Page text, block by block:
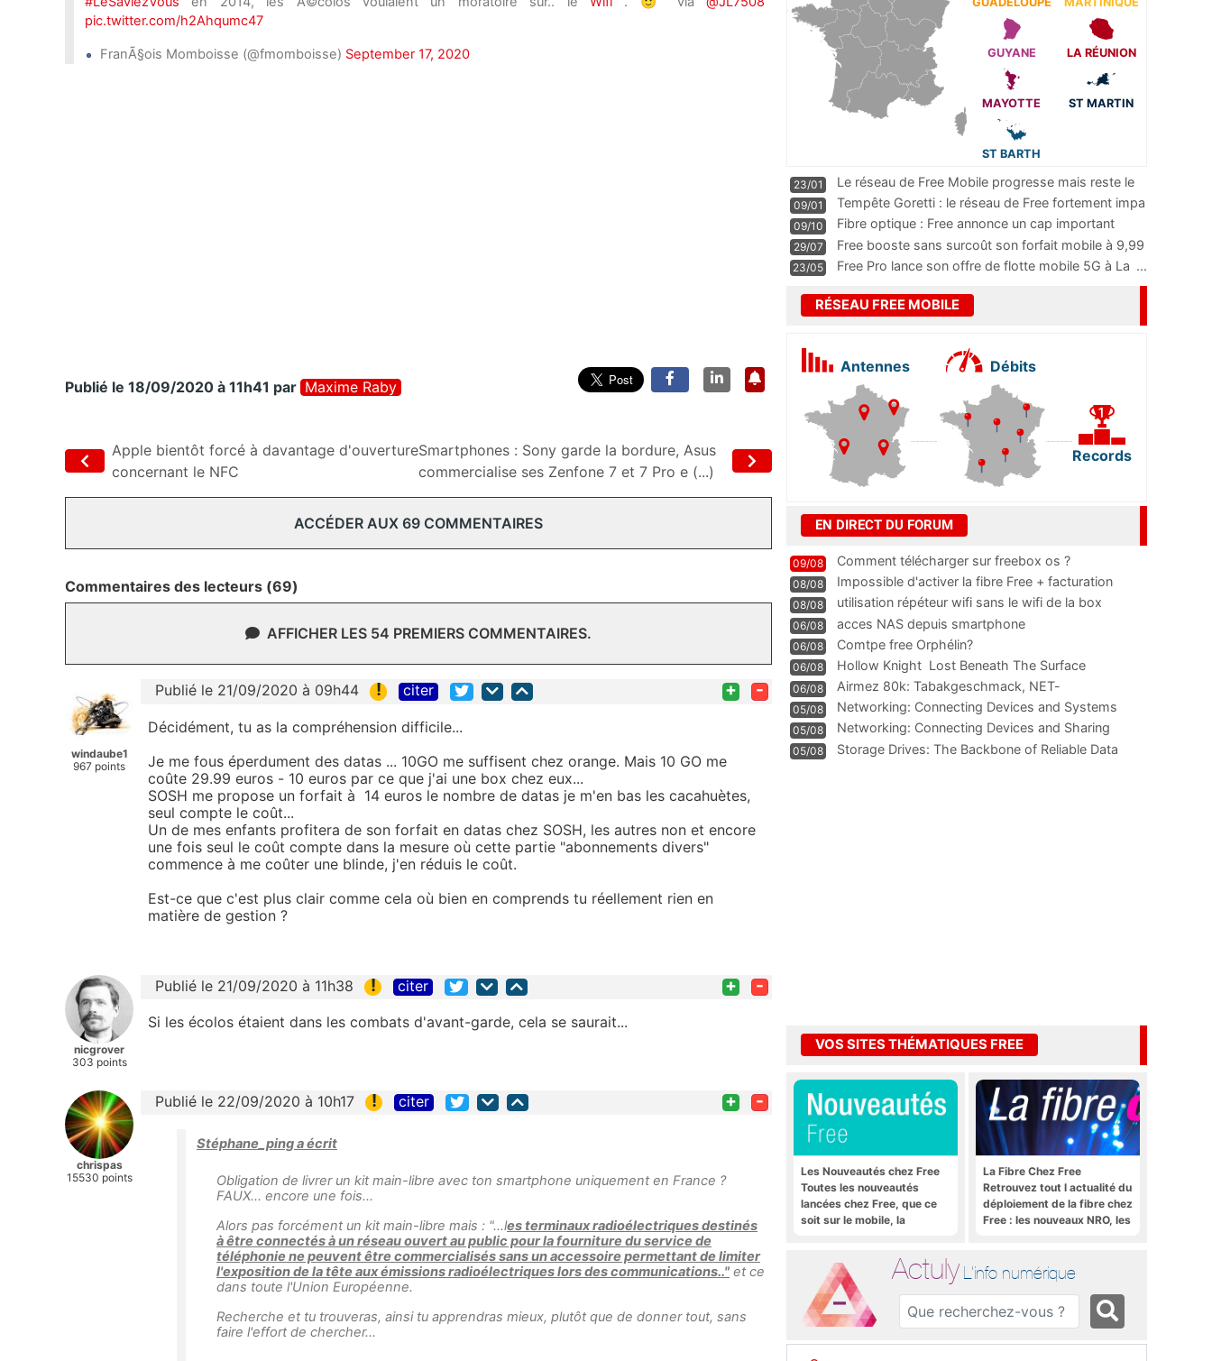
pic.twitter.com/h2Ahqumc47
FranÃ§ois Momboisse (@fmomboisse) September 17, 2020
Publié le 18/09/2020 à 11h41 par Maxime Raby
Apple bientôt forcé à davantage d'ouverture
concernant le NFC
Smartphones : Sony garde la bordure, Asus
commercialise ses Zenfone 7 et 7 Pro e (...)
ACCÉDER AUX 69 COMMENTAIRES
Commentaires des lecteurs (69)
AFFICHER LES 54 PREMIERS COMMENTAIRES.
windaube1
967 points
Publié le 21/09/2020 à 09h44 ! citer + -
Décidément, tu as la compréhension difficile...
Je me fous éperdument des datas ... 10GO me suffisent chez orange. Mais 10 GO me
coûte 29.99 euros - 10 euros par ce que j'ai une box chez eux...
SOSH me propose un forfait à 14 euros le nombre de datas je m'en bas les cacahuètes,
seul compte le coût...
Un de mes enfants profitera de son forfait en datas chez SOSH, les autres non et encore
une fois seul le coût compte dans la mesure où cette partie "abonnements divers"
commence à me coûter une blinde, j'en réduis le coût.
Est-ce que c'est plus clair comme cela où bien en comprends tu réellement rien en
matière de gestion ?
nicgrover
303 points
Publié le 21/09/2020 à 11h38 ! citer + -
Si les écolos étaient dans les combats d'avant-garde, cela se saurait...
chrispas
15530 points
Publié le 22/09/2020 à 10h17 ! citer + -
Stéphane_ping a écrit
Obligation de livrer un kit main-libre avec ton smartphone uniquement en France ?
FAUX... encore une fois...
Alors pas forcément un kit main-libre mais : "...les terminaux radioélectriques destinés
à être connectés à un réseau ouvert au public pour la fourniture du service de
téléphonie ne peuvent être commercialisés sans un accessoire permettant de limiter
l'exposition de la tête aux émissions radioélectriques lors des communications.." et ce
dans toute l'Union Européenne.
Recherche et tu trouveras, ainsi tu apprendras mieux, plutôt que de donner tout, sans
faire l'effort de chercher...
GUYANE LA RÉUNION
MAYOTTE ST MARTIN
ST BARTH
23/01
Le réseau de Free Mobile progresse mais reste le
m
...
09/01
Tempête Goretti : le réseau de Free fortement impa
09/10
Fibre optique : Free annonce un cap important
pass
...
29/07
Free booste sans surcoût son forfait mobile à 9,99
23/05 Free Pro lance son offre de flotte mobile 5G à La ...
RÉSEAU FREE MOBILE
Antennes Débits
Records
EN DIRECT DU FORUM
09/08 Comment télécharger sur freebox os ?
08/08
Impossible d'activer la fibre Free + facturation
résiliation
08/08 utilisation répéteur wifi sans le wifi de la box
06/08 acces NAS depuis smartphone
06/08 Comtpe free Orphélin?
06/08 Hollow Knight  Lost Beneath The Surface
06/08
Airmez 80k: Tabakgeschmack, NET-
Technologie und Leistung im
05/08 Networking: Connecting Devices and Systems
05/08
Networking: Connecting Devices and Sharing
Information
05/08
Storage Drives: The Backbone of Reliable Data
VOS SITES THÉMATIQUES FREE
Les Nouveautés chez Free
Toutes les nouveautés
lancées chez Free, que ce
soit sur le mobile, la
La Fibre Chez Free
Retrouvez tout l actualité du
déploiement de la fibre chez
Free : les nouveaux NRO, les
Actuly L'info numérique